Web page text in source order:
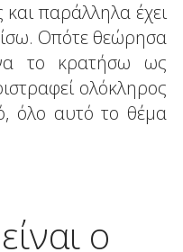
και παράλληλα έχει
Οπότε θεώρησα
το κρατήσω ως
ολόκληρος
όλο αυτό το θέμα
ο